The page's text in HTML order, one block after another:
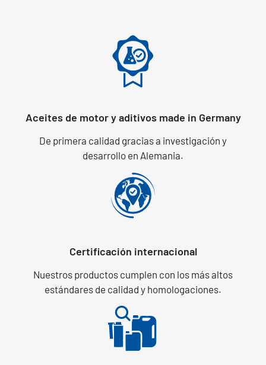
Aceites de motor y aditivos made in Germany
De primera calidad gracias a investigación y
desarrollo en Alemania.
Certificación internacional
Nuestros productos cumplen con los más altos
estándares de calidad y homologaciones.